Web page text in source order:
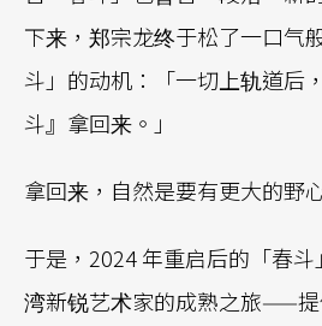
下来，郑宗龙终于松了一口气
斗」的动机：「一切上轨道后
斗』拿回来。」
拿回来，自然是要有更大的野
于是，2024 年重启后的「春
湾新锐艺术家的成熟之旅——提